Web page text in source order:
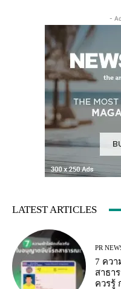
-
LATEST ARTICLES
PR
7 คว
สาธา
ควรรู้